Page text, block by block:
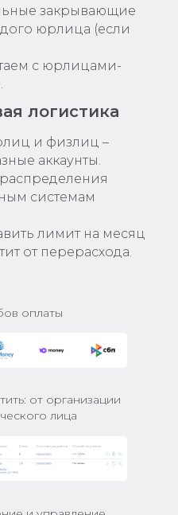
закрывающие
юрлица (если
с юрлицами-
логистика
и физлиц –
аккаунты.
системам
лимит на месяц
от перерасхода.
оплаты
от организации
лица